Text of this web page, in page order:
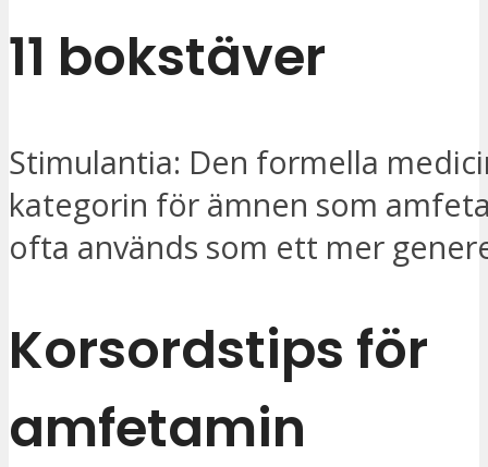
11 bokstäver
Stimulantia: Den formella
kategorin för ämnen som
ofta används som ett mer
Korsordstips för
amfetamin